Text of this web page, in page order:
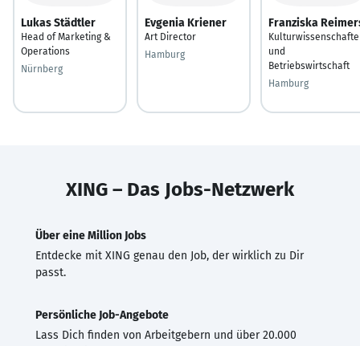
Lukas Städtler
Head of Marketing &
Operations
Nürnberg
Evgenia Kriener
Art Director
Hamburg
Franziska
und
Betriebswirtschaft
Hamburg
XING – Das Jobs-Netzwerk
Über eine Million Jobs
Entdecke mit XING genau den Job, der wirklich zu Dir
passt.
Persönliche Job-Angebote
Lass Dich finden von Arbeitgebern und über 20.000